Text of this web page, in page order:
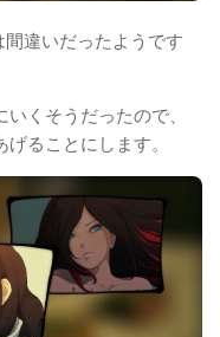
間違いだったようです
くそうだったので、
ることにします。